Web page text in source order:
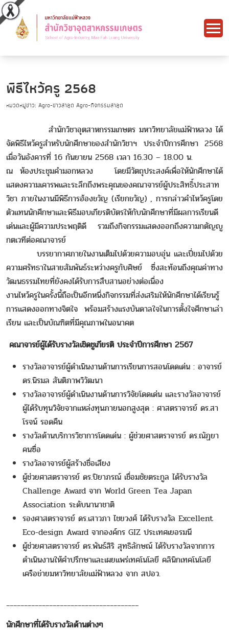
พิธีไหว้ครู 2568
หมวดหมู่ข่าว: Agro-ข่าวล่าสุด Agro-กิจกรรมล่าสุด
สำนักวิชาอุตสาหกรรมเกษตร มหาวิทยาลัยแม่ฟ้าหลวง ได้
จัดพิธีไหว้ครูสำหรับนักศึกษาของสำนักวิชาฯ ประจำปีการศึกษา 2568
เมื่อวันอังคารที่ 16 กันยายน 2568 เวลา 16.30 – 18.00 น.
ณ ห้องประชุมคำมอกหลวง โดยมีวัตถุประสงค์เพื่อให้นักศึกษาได้
แสดงความเคารพและระลึกถึงพระคุณของคณาจารย์ผู้ประสิทธิ์ประสาท
วิชา ภายในงานมีพิธีการฮ้องขวัญ (เรียกขวัญ) , การกล่าวคำไหว้ครูโดย
ตัวแทนนักศึกษาและพิธีมอบเกียรติบัตรให้กับนักศึกษาที่มีผลการเรียนดี
เด่นและผู้มีความประพฤติดี รวมถึงกิจกรรมแสดงออกถึงความกตัญญู
กตเวทีต่อคณาจารย์
บรรยากาศภายในงานเต็มไปด้วยความอบอุ่น และเปี่ยมไปด้วย
ความศรัทธาในสายสัมพันธ์ระหว่างครูกับศิษย์ ซึ่งสะท้อนถึงคุณค่าทาง
วัฒนธรรมไทยที่ยังคงได้รับการสืบสานอย่างต่อเนื่อง
งานไหว้ครูในครั้งนี้ถือเป็นอีกหนึ่งกิจกรรมที่ส่งเสริมให้นักศึกษาได้เรียนรู้
การแสดงออกทางจิตใจ พร้อมสร้างแรงบันดาลใจในการตั้งใจศึกษาเล่า
เรียน และเป็นบัณฑิตที่มีคุณภาพในอนาคต
คณาจารย์ผู้ได้รับรางวัลเชิดชูเกียรติ ประจำปีการศึกษา 2567
รางวัลอาจารย์ผู้ดำเนินงานด้านการเรียนการสอนโดดเด่น : อาจารย์
ดร.นิรมล สันติภาพวิวัฒนา
รางวัลอาจารย์ผู้ดำเนินงานด้านการวิจัยโดดเด่น และรางวัลอาจารย์
ผู้ได้รับทุนวิจัยจากแหล่งทุนภายนอกสูงสุด : ศาสตราจารย์ ดร.สา
โรจน์ รอดคืน
รางวัลด้านบริการวิชาการโดดเด่น : ผู้ช่วยศาสตราจารย์ ดร.ณัฏยา
คนซื่อ
รางวัลอาจารย์ผู้สร้างชื่อเสียง
ผู้ช่วยศาสตราจารย์ ดร.ปิยาภรณ์ เชื่อมชัยตระกูล ได้รับรางวัล
Challenge Award จาก World Green Tea Japan
Association ระดับนานาชาติ
รองศาสตราจารย์ ดร.เสาวภา ไชยวงศ์ ได้รับรางวัล Excellent
Eco-design Award จากองค์กร GIZ ประเทศเยอรมนี
ผู้ช่วยศาสตราจารย์ ดร.พันธ์สิริ สุทธิลักษณ์ ได้รับรางวัลจากการ
ดำเนินงานให้คำปรึกษาและเผยแพร่เทคโนโลยี คลินิกเทคโนโลยี
เครือข่ายมหาวิทยาลัยแม่ฟ้าหลวง จาก สปอว.
_____________________________________
นักศึกษาที่ได้รับรางวัลด้านต่างๆ